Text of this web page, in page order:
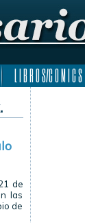
L I B R O S/C O M I C S
de
las
de